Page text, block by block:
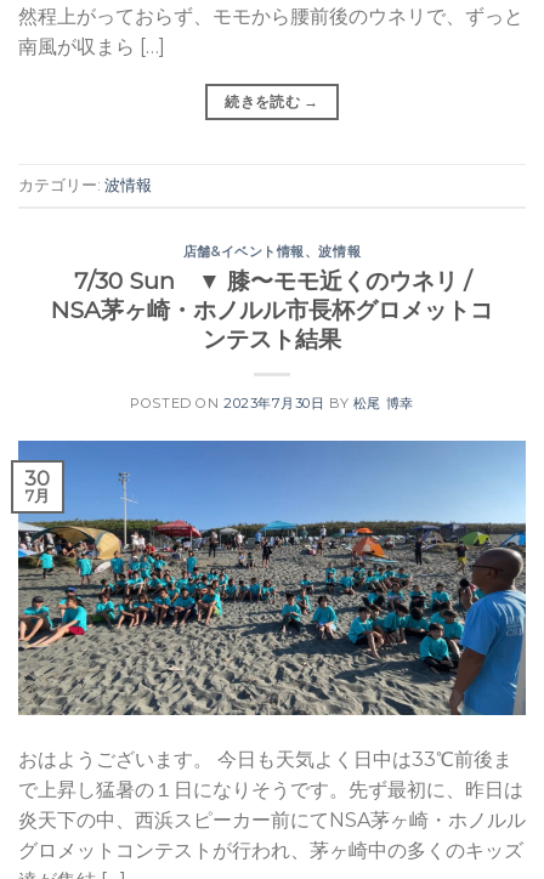
然程上がっておらず、モモから腰前後のウネリで、ずっと
南風が収まら […]
続きを読む →
カテゴリー: 波情報
店舗&イベント情報 、波情報
7/30 Sun ▼ 膝〜モモ近くのウネリ /
NSA茅ヶ崎・ホノルル市長杯グロメットコ
ンテスト結果
POSTED ON 2023年7月30日 BY 松尾 博幸
30
7月
おはようございます。 今日も天気よく日中は33℃前後ま
で上昇し猛暑の１日になりそうです。先ず最初に、昨日は
炎天下の中、西浜スピーカー前にてNSA茅ヶ崎・ホノルル
グロメットコンテストが行われ、茅ヶ崎中の多くのキッズ